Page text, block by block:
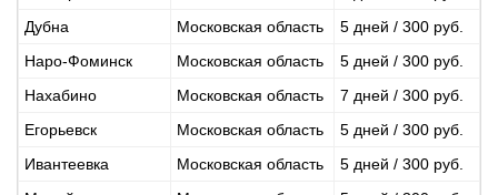
Дубна
Московская область
5 дней / 300 руб.
Наро-Фоминск
Московская область
5 дней / 300 руб.
Нахабино
Московская область
7 дней / 300 руб.
Егорьевск
Московская область
5 дней / 300 руб.
Ивантеевка
Московская область
5 дней / 300 руб.